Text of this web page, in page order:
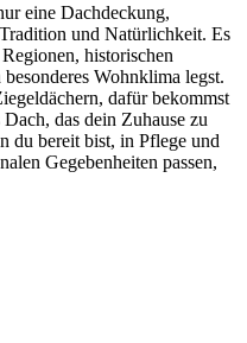
eine Dachdeckung,
und Natürlichkeit. Es
historischen
Wohnklima legst.
dafür bekommst
das dein Zuhause zu
du bereit bist, in Pflege und
Gegebenheiten passen,